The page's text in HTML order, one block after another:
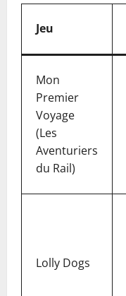
Jeu
Mon
Premier
Voyage
(Les
Aventuriers
du Rail)
Lolly Dogs